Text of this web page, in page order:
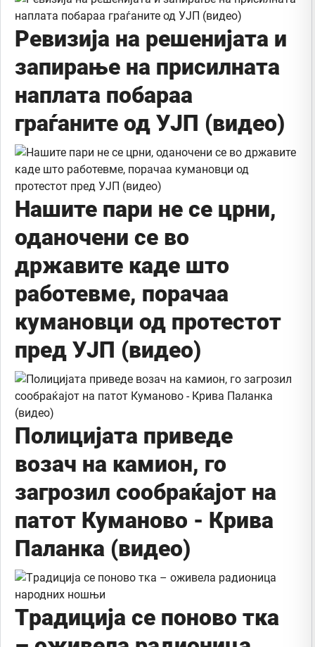
Ревизија на решенијата и
запирање на присилната
наплата побараа
граѓаните од УЈП (видео)
Нашите пари не се црни,
оданочени се во
државите каде што
работевме, порачаа
кумановци од протестот
пред УЈП (видео)
Полицијата приведе
возач на камион, го
загрозил сообраќајот на
патот Куманово - Крива
Паланка (видео)
Tрадиција се поново тка